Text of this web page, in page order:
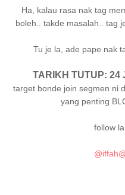
Ha, kalau rasa nak tag
boleh.. takde masalah.. tag
Tu je la, ade pape nak
TARIKH TUTUP: 24
target bonde join segmen ni
yang penting
follow